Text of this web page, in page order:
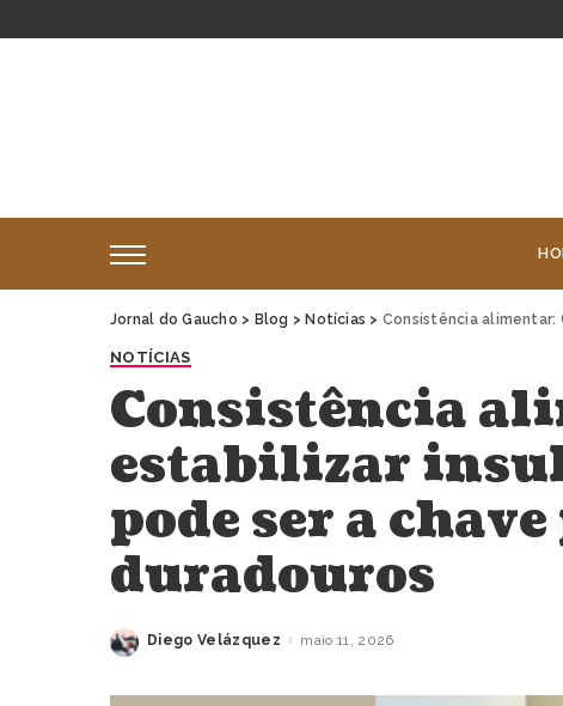
Jornal do Gaucho > Blog > Notícias > Consistência alimentar:
NOTÍCIAS
Consistência
estabilizar
pode ser a
duradouros
Posted
Diego Velázquez maio 11, 2026